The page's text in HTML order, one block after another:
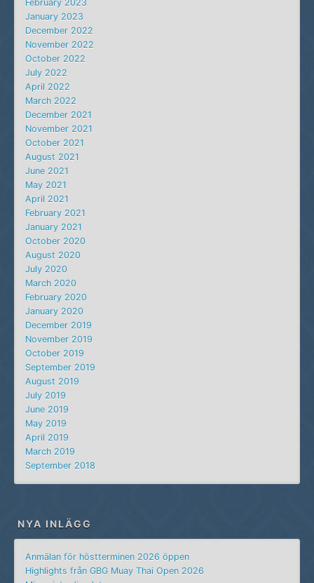
February 2023
January 2023
December 2022
November 2022
October 2022
July 2022
April 2022
March 2022
December 2021
November 2021
October 2021
August 2021
June 2021
May 2021
April 2021
February 2021
January 2021
October 2020
August 2020
July 2020
March 2020
February 2020
January 2020
December 2019
November 2019
October 2019
September 2019
August 2019
July 2019
June 2019
May 2019
April 2019
March 2019
September 2018
NYA INLÄGG
Anmälan för höstterminen 2026 öppen
Highlights från GBG Muay Thai Open 2026